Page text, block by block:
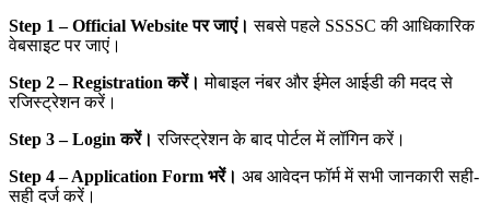
Step 1 – Official Website पर जाएं।सबसे पहले SSSSC की आधिकारिक
वेबसाइट पर जाएं।
Step 2 – Registration करें।मोबाइल नंबर और ईमेल आईडी की मदद से
रजिस्ट्रेशन करें।
Step 3 – Login करें।रजिस्ट्रेशन के बाद पोर्टल में लॉगिन करें।
Step 4 – Application Form भरें। अब आवेदन फॉर्म में सभी जानकारी सही-
सही दर्ज करें।